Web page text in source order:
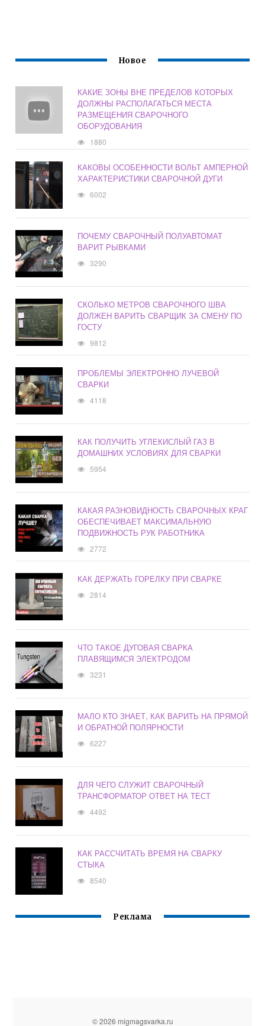
Новое
КАКИЕ ЗОНЫ ВНЕ ПРЕДЕЛОВ КОТОРЫХ
ДОЛЖНЫ РАСПОЛАГАТЬСЯ МЕСТА
РАЗМЕЩЕНИЯ СВАРОЧНОГО
ОБОРУДОВАНИЯ
1880
КАКОВЫ ОСОБЕННОСТИ ВОЛЬТ АМПЕРНОЙ
ХАРАКТЕРИСТИКИ СВАРОЧНОЙ ДУГИ
6002
ПОЧЕМУ СВАРОЧНЫЙ ПОЛУАВТОМАТ
ВАРИТ РЫВКАМИ
3290
СКОЛЬКО МЕТРОВ СВАРОЧНОГО ШВА
ДОЛЖЕН ВАРИТЬ СВАРЩИК ЗА СМЕНУ ПО
ГОСТУ
9812
ПРОБЛЕМЫ ЭЛЕКТРОННО ЛУЧЕВОЙ
СВАРКИ
4118
КАК ПОЛУЧИТЬ УГЛЕКИСЛЫЙ ГАЗ В
ДОМАШНИХ УСЛОВИЯХ ДЛЯ СВАРКИ
5954
КАКАЯ РАЗНОВИДНОСТЬ СВАРОЧНЫХ КРАГ
ОБЕСПЕЧИВАЕТ МАКСИМАЛЬНУЮ
ПОДВИЖНОСТЬ РУК РАБОТНИКА
2772
КАК ДЕРЖАТЬ ГОРЕЛКУ ПРИ СВАРКЕ
2814
ЧТО ТАКОЕ ДУГОВАЯ СВАРКА
ПЛАВЯЩИМСЯ ЭЛЕКТРОДОМ
3231
МАЛО КТО ЗНАЕТ, КАК ВАРИТЬ НА ПРЯМОЙ
И ОБРАТНОЙ ПОЛЯРНОСТИ
6227
ДЛЯ ЧЕГО СЛУЖИТ СВАРОЧНЫЙ
ТРАНСФОРМАТОР ОТВЕТ НА ТЕСТ
4492
КАК РАССЧИТАТЬ ВРЕМЯ НА СВАРКУ
СТЫКА
8540
Реклама
© 2026 migmagsvarka.ru